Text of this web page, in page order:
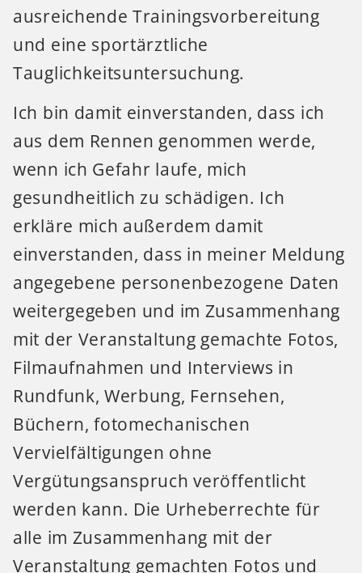
ausreichende Trainingsvorbereitung
und eine sportärztliche
Tauglichkeitsuntersuchung.
Ich bin damit einverstanden, dass ich
aus dem Rennen genommen werde,
wenn ich Gefahr laufe, mich
gesundheitlich zu schädigen. Ich
erkläre mich außerdem damit
einverstanden, dass in meiner Meldung
angegebene personenbezogene Daten
weitergegeben und im Zusammenhang
mit der Veranstaltung gemachte Fotos,
Filmaufnahmen und Interviews in
Rundfunk, Werbung, Fernsehen,
Büchern, fotomechanischen
Vervielfältigungen ohne
Vergütungsanspruch veröffentlicht
werden kann. Die Urheberrechte für
alle im Zusammenhang mit der
Veranstaltung gemachten Fotos und